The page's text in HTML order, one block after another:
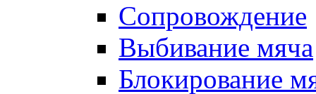
Сопровождение
Выбивание мяча
Блокирование